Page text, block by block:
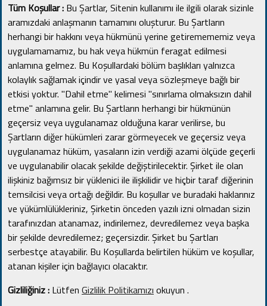
Tüm Koşullar : Bu Şartlar, Sitenin kullanımı ile ilgili olarak sizinle
aramızdaki anlaşmanın tamamını oluşturur. Bu Şartların
herhangi bir hakkını veya hükmünü yerine getiremememiz veya
uygulamamamız, bu hak veya hükmün feragat edilmesi
anlamına gelmez. Bu Koşullardaki bölüm başlıkları yalnızca
kolaylık sağlamak içindir ve yasal veya sözleşmeye bağlı bir
etkisi yoktur. "Dahil etme" kelimesi "sınırlama olmaksızın dahil
etme" anlamına gelir. Bu Şartların herhangi bir hükmünün
geçersiz veya uygulanamaz olduğuna karar verilirse, bu
Şartların diğer hükümleri zarar görmeyecek ve geçersiz veya
uygulanamaz hüküm, yasaların izin verdiği azami ölçüde geçerli
ve uygulanabilir olacak şekilde değiştirilecektir. Şirket ile olan
ilişkiniz bağımsız bir yüklenici ile ilişkilidir ve hiçbir taraf diğerinin
temsilcisi veya ortağı değildir. Bu koşullar ve buradaki haklarınız
ve yükümlülükleriniz, Şirketin önceden yazılı izni olmadan sizin
tarafınızdan atanamaz, indirilemez, devredilemez veya başka
bir şekilde devredilemez; geçersizdir. Şirket bu Şartları
serbestçe atayabilir. Bu Koşullarda belirtilen hüküm ve koşullar,
atanan kişiler için bağlayıcı olacaktır.
Gizliliğiniz : Lütfen Gizlilik Politikamızı okuyun .